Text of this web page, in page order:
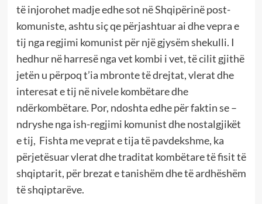
të injorohet madje edhe sot në Shqipërinë post-
komuniste, ashtu siç qe përjashtuar ai dhe vepra e
tij nga regjimi komunist për një gjysëm shekulli. I
hedhur në harresë nga vet kombi i vet, të cilit gjithë
jetën u përpoq t’ia mbronte të drejtat, vlerat dhe
interesat e tij në nivele kombëtare dhe
ndërkombëtare. Por, ndoshta edhe për faktin se –
ndryshe nga ish-regjimi komunist dhe nostalgjikët
e tij, Fishta me veprat e tija të pavdekshme, ka
përjetësuar vlerat dhe traditat kombëtare të fisit të
shqiptarit, për brezat e tanishëm dhe të ardhëshëm
të shqiptarëve.